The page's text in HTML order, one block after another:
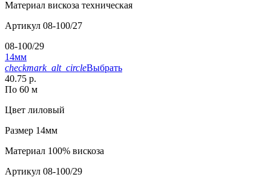
Материал вискоза техническая
Артикул 08-100/27
08-100/29
14мм
checkmark_alt_circleВыбрать
40.75 р.
По 60 м
Цвет лиловый
Размер 14мм
Материал 100% вискоза
Артикул 08-100/29